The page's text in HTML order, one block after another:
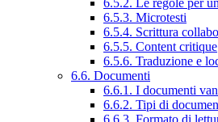
6.5.2. Le regole per
6.5.3. Microtesti
6.5.4. Scrittura
6.5.5. Content critique
6.5.6. Traduzione e
6.6. Documenti
6.6.1. I documenti
6.6.2. Tipi di
6.6.3. Formato di